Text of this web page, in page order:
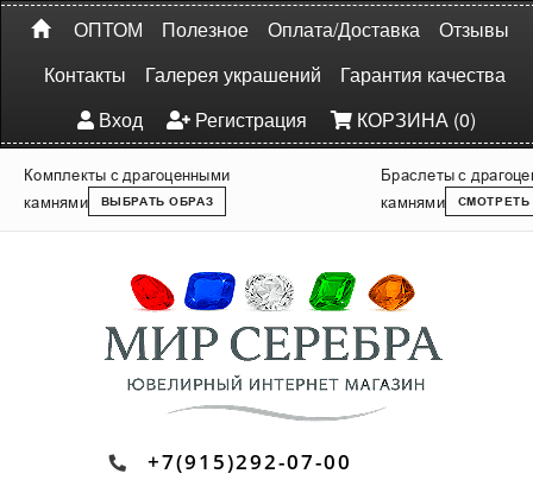
ОПТОМ Полезное Оплата/Доставка
Отзывы
Контакты
Галерея украшений
Гарантия качества
Вход
Регистрация КОРЗИНА (0)
Комплекты с драгоценными
камнями
ВЫБРАТЬ ОБРАЗ
Браслеты с
камнями
СМОТРЕТЬ
+7(915)292-07-00